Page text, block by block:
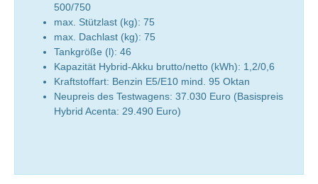
500/750
max. Stützlast (kg): 75
max. Dachlast (kg): 75
Tankgröße (l): 46
Kapazität Hybrid-Akku brutto/netto (kWh): 1,2/0,6
Kraftstoffart: Benzin E5/E10 mind. 95 Oktan
Neupreis des Testwagens: 37.030 Euro (Basispreis
Hybrid Acenta: 29.490 Euro)